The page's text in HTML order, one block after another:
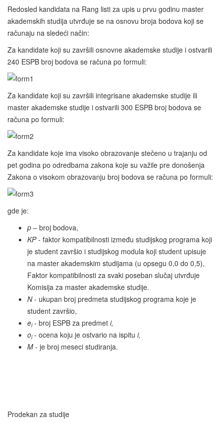
Redosled kandidata na Rang listi za upis u prvu godinu master
akademskih studija utvrđuje se na osnovu broja bodova koji se
računaju na sledeći način:
Za kandidate koji su završili osnovne akademske studije i ostvarili
240 ESPB broj bodova se računa po formuli:
Za kandidate koji su završili integrisane akademske studije ili
master akademske studije i ostvarili 300 ESPB broj bodova se
računa po formuli:
Za kandidate koje ima visoko obrazovanje stečeno u trajanju od
pet godina po odredbama zakona koje su važile pre donošenja
Zakona o visokom obrazovanju broj bodova se računa po formuli:
gde je:
p – broj bodova,
KP- faktor kompatibilnosti između studijskog programa koji
je student završio i studijskog modula koji student upisuje
na master akademskim studijama (u opsegu 0,0 do 0,5),
Faktor kompatibilnosti za svaki poseban slučaj utvrđuje
Komisija za master akademske studije.
N- ukupan broj predmeta studijskog programa koje je
student završio,
ei- broj ESPB za predmet i,
oi - ocena koju je ostvario na ispitu i,
M - je broj meseci studiranja.
Prodekan za studije